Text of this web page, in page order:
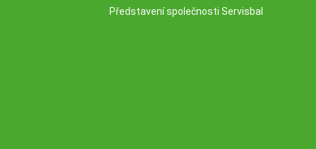
Představení společnosti Servisbal